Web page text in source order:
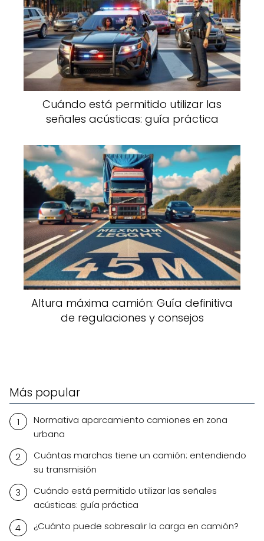
Cuándo está permitido utilizar las
señales acústicas: guía práctica
Altura máxima camión: Guía definitiva
de regulaciones y consejos
Más popular
Normativa aparcamiento camiones en zona
urbana
Cuántas marchas tiene un camión: entendiendo
su transmisión
Cuándo está permitido utilizar las señales
acústicas: guía práctica
¿Cuánto puede sobresalir la carga en camión?